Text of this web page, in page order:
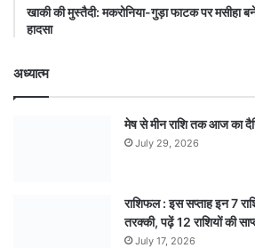
खाकी की मुस्तैदी: मकरोनिया-गुड़ा फाटक पर मसीहा
हादसा
अध्यात्म
मेष से मीन राशि तक आज का
July 29, 2026
राशिफल : इस सप्ताह इन 7
तरक्की, पढ़ें 12 राशियों की
July 17, 2026